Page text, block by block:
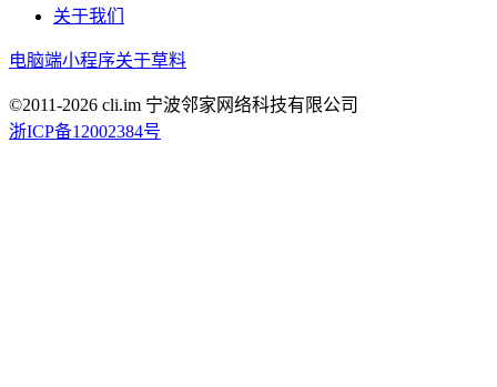
关于我们
电脑端小程序关于草料
©2011-2026 cli.im 宁波邻家网络科技有限公司
浙ICP备12002384号